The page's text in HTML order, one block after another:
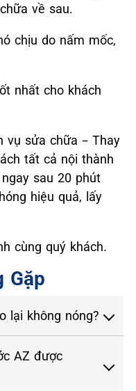
về sau.
chịu do nấm mốc,
nhất cho khách
vụ sửa chữa – Thay
tất cả nội thành
sau 20 phút
hiệu quả, lấy
cùng quý khách.
Gặp
lại không nóng?
AZ được